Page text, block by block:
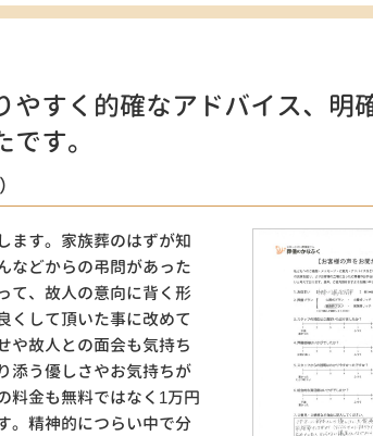
やすく的確なアドバイス、明
す。
ます。家族葬のはずが知
などからの弔問があった
て、故人の意向に背く形
くして頂いた事に改めて
や故人との面会も気持ち
添う優しさやお気持ちが
料金も無料ではなく1万円
。精神的につらい中で分